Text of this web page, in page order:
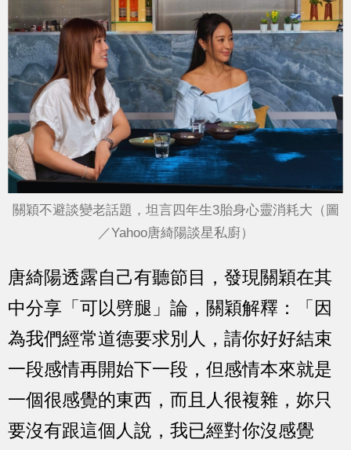
關穎不避談變老話題，坦言四年生3胎身心靈消耗大（圖
／Yahoo唐綺陽談星私廚）
唐綺陽透露自己有聽節目，發現關穎在其
中分享「可以劈腿」論，關穎解釋：「因
為我們經常道德要求別人，請你好好結束
一段感情再開始下一段，但感情本來就是
一個很感覺的東西，而且人很複雜，妳只
要沒有跟這個人說，我已經對你沒感覺